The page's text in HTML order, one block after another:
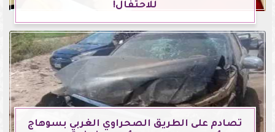
للاحتفال!
تصادم على الطريق الصحراوي الغربي بسوهاج